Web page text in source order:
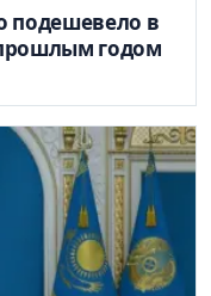
подешевело в
годом